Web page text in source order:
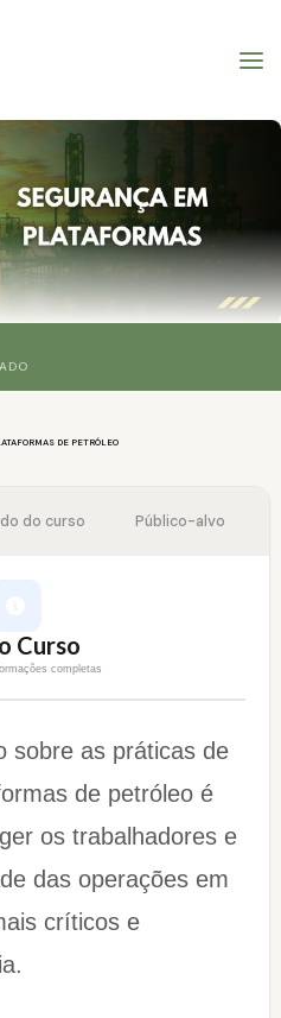
DE PETRÓLEO
do curso Público-alvo
Curso
completas
sobre as práticas de
de petróleo é
os trabalhadores e
das operações em
críticos e